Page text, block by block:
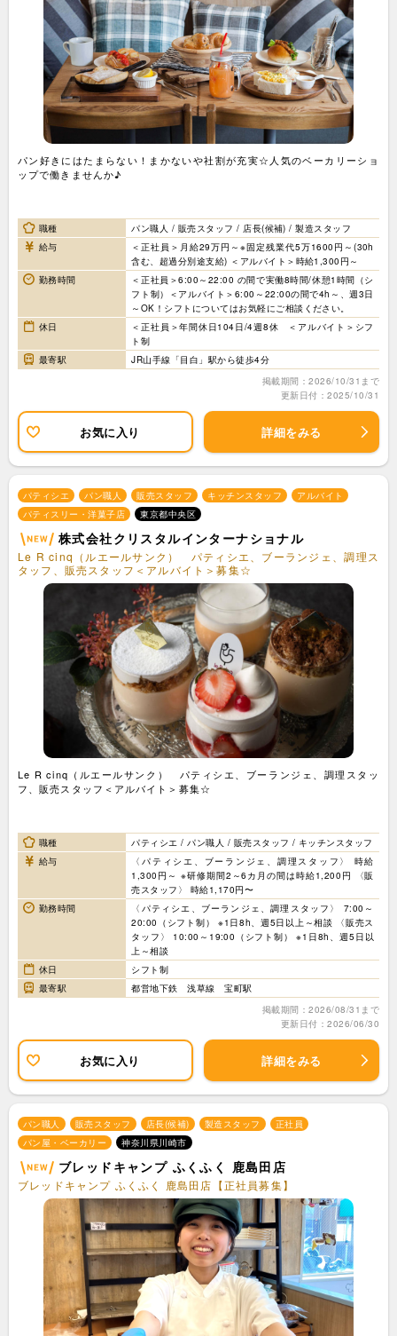
パン好きにはたまらない！まかないや社割が充実☆人気のベーカリーショ
ップで働きませんか♪
職種
パン職人 / 販売スタッフ / 店長(候補) / 製造スタッフ
給与
＜正社員＞月給29万円～※固定残業代5万1600円～(30h
含む、超過分別途支給) ＜アルバイト＞時給1,300円～
勤務時間
＜正社員＞6:00～22:00 の間で実働8時間/休憩1時間（シ
フト制）＜アルバイト＞6:00～22:00の間で4h～、週3日
～OK！シフトについてはお気軽にご相談ください。
休日
＜正社員＞年間休日104日/4週8休 ＜アルバイト＞シフ
ト制
最寄駅
JR山手線「目白」駅から徒歩4分
掲載期間：2026/10/31まで
更新日付：2025/10/31
お気に入り 詳細をみる
パティシエ パン職人 販売スタッフ キッチンスタッフ
アルバイト
パティスリー・洋菓子店
東京都中央区
株式会社クリスタルインターナショナル
Le R cinq（ルエールサンク） パティシエ、ブーランジェ、調理ス
タッフ、販売スタッフ＜アルバイト＞募集☆
Le R cinq（ルエールサンク） パティシエ、ブーランジェ、調理スタッ
フ、販売スタッフ＜アルバイト＞募集☆
職種
パティシエ / パン職人 / 販売スタッフ / キッチンスタッフ
給与
〈パティシエ、ブーランジェ、調理スタッフ〉 時給
1,300円～ ※研修期間2～6カ月の間は時給1,200円 〈販
売スタッフ〉 時給1,170円〜
勤務時間
〈パティシエ、ブーランジェ、調理スタッフ〉 7:00～
20:00（シフト制） ※1日8h、週5日以上～相談 〈販売ス
タッフ〉 10:00～19:00（シフト制） ※1日8h、週5日以
上～相談
休日
シフト制
最寄駅
都営地下鉄 浅草線 宝町駅
掲載期間：2026/08/31まで
更新日付：2026/06/30
お気に入り 詳細をみる
パン職人 販売スタッフ 店長(候補) 製造スタッフ
正社員
パン屋・ベーカリー
神奈川県川崎市
ブレッドキャンプ ふくふく 鹿島田店
ブレッドキャンプ ふくふく 鹿島田店【正社員募集】